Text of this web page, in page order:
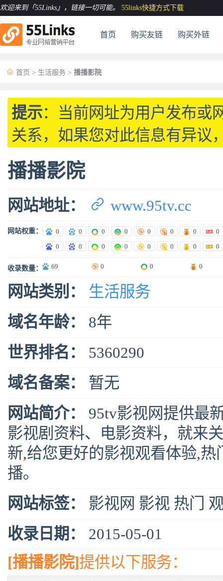
欢迎来到「55Links」 ，链接一切可能。 55links快捷方式下载
首页 购买友链 购买外链
 首页 > 生活服务 > 播播影院
提示：当前网址为用户发布或
关系，如果您对此信息有异议
播播影院
网站地址：  www.95tv.cc
网站权重： 0 0 0 0 0 0 0
0
0
0 0 0 0 0 0 0
收录数量： 69 0 0 0
网站类别：
生活服务
域名年龄：
8年
世界排名：
5360290
域名备案：
暂无
网站简介：
95tv影视网提供最
影视剧资料、电影资料，就来
新,给您更好的影视观看体验,
播。
网站标签：
影视网 影视 热门
收录日期：
2015-05-01
[播播影院]提供以下服务：